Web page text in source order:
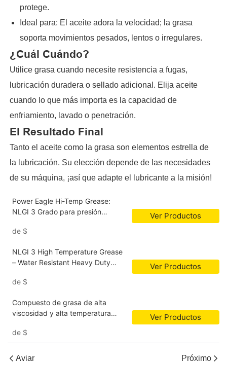
protege.
Ideal para: El aceite adora la velocidad; la grasa
soporta movimientos pesados, lentos o irregulares.
¿Cuál Cuándo?
Utilice grasa cuando necesite resistencia a fugas,
lubricación duradera o sellado adicional. Elija aceite
cuando lo que más importa es la capacidad de
enfriamiento, lavado o penetración.
El Resultado Final
Tanto el aceite como la grasa son elementos estrella de
la lubricación. Su elección depende de las necesidades
de su máquina, ¡así que adapte el lubricante a la misión!
Power Eagle Hi-Temp Grease:
NLGI 3 Grado para presión
temperatura
de $
Ver Productos
NLGI 3 High Temperature Grease
– Water Resistant Heavy Duty
Marine Equipment <000000>
de $
Ver Productos
Compuesto de grasa de alta
viscosidad y alta temperatura
de $
Ver Productos
Aviar Próximo